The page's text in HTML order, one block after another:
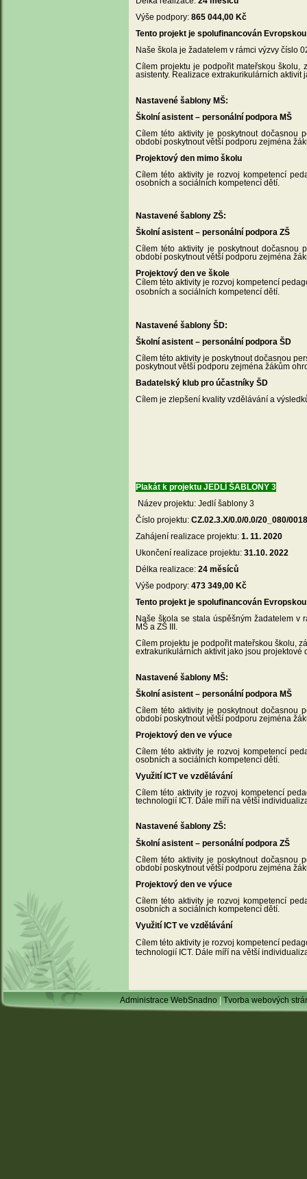
Výše podpory: 865 044,00 Kč
Tento projekt je spolufinancován
Naše škola je žadatelem v rámci výzvy číslo
Cílem projektu je podpořit mateřskou
asistenty. Realizace extrakurikulárních
Nastavené šablony MŠ:
Školní asistent – personální podpora MŠ
Cílem této aktivity je poskytnout dočasnou
období poskytnout větší podporu zejména
Projektový den mimo školu
Cílem této aktivity je rozvoj kompetencí
osobních a sociálních kompetencí dětí.
Nastavené šablony ZŠ:
Školní asistent – personální podpora ZŠ
Cílem této aktivity je poskytnout dočasnou
období poskytnout větší podporu zejména
Projektový den ve škole
Cílem této aktivity je rozvoj kompetencí
osobních a sociálních kompetencí dětí.
Nastavené šablony ŠD:
Školní asistent – personální podpora ŠD
Cílem této aktivity je poskytnout dočasnou
poskytnout větší podporu zejména žákům
Badatelský klub pro účastníky ŠD
Cílem je zlepšení kvality vzdělávání a
Plakát k projektu JEDLÍ ŠABLONY 3
Název projektu: Jedlí šablony 3
Číslo projektu: CZ.02.3.X/0.0/0.0/20_080/
Zahájení realizace projektu: 1. 11. 2020
Ukončení realizace projektu: 31.10. 2022
Délka realizace: 24 měsíců
Výše podpory: 473 349,00 Kč
Tento projekt je spolufinancován
Naše škola se stala úspěšným žadatelem v
MŠ a ZŠ III.
Cílem projektu je podpořit mateřskou školu,
extrakurikulárních aktivit jako jsou projektové
Nastavené šablony MŠ:
Školní asistent – personální podpora MŠ
Cílem této aktivity je poskytnout dočasnou
období poskytnout větší podporu zejména
Projektový den ve výuce
Cílem této aktivity je rozvoj kompetencí
osobních a sociálních kompetencí dětí.
Využití ICT ve vzdělávání
Cílem této aktivity je rozvoj kompetencí
technologií ICT. Dále míří na větší
Nastavené šablony ZŠ:
Školní asistent – personální podpora ZŠ
Cílem této aktivity je poskytnout dočasnou
období poskytnout větší podporu zejména
Projektový den ve výuce
Cílem této aktivity je rozvoj kompetencí
osobních a sociálních kompetencí dětí.
Využití ICT ve vzdělávání
Cílem této aktivity je rozvoj kompetencí
technologií ICT. Dále míří na větší
Administrace WebSnadno|Tvorba webových